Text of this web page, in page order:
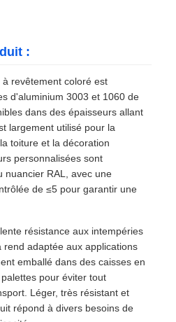
:
revêtement coloré est
d'aluminium 3003 et 1060 de
dans des épaisseurs allant
largement utilisé pour la
toiture et la décoration
personnalisées sont
nuancier RAL, avec une
de ≤5 pour garantir une
résistance aux intempéries
adaptée aux applications
emballé dans des caisses en
pour éviter tout
Léger, très résistant et
répond à divers besoins de